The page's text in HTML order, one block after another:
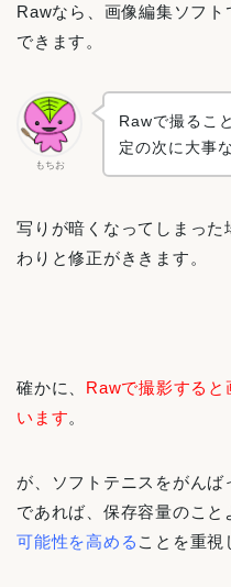
Rawなら、画像編集ソフ
できます。
もちお
Rawで撮るこ
定の次に大事
写りが暗くなってしまっ
わりと修正がききます。
確かに、 Rawで撮影すると
います。
が、ソフトテニスをがん
であれば、保存容量のこと
可能性を高める ことを重視